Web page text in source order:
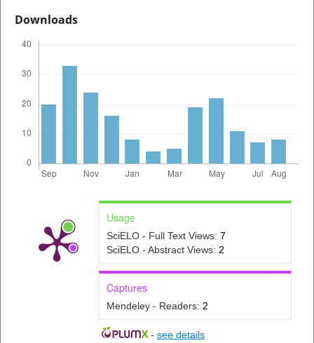
Downloads
Usage
SciELO - Full Text Views: 7
SciELO - Abstract Views: 2
Captures
Mendeley - Readers: 2
- see details